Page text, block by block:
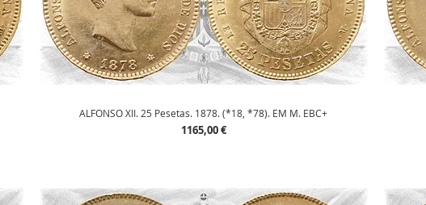
Vista rápida
ALFONSO XII. 25 Pesetas. 1878. (*18, *78). EM M. EBC+
Precio
1165,00 €